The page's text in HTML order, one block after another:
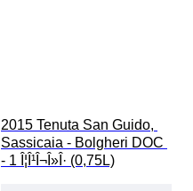
2015 Tenuta San Guido,
Sassicaia - Bolgheri DOC
- 1 Î¦Î¹Î¬Î»Î· (0,75L)